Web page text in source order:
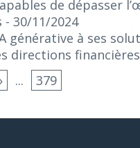
de dépasser
- 30/11/2024
générative à ses
directions financières
... 379